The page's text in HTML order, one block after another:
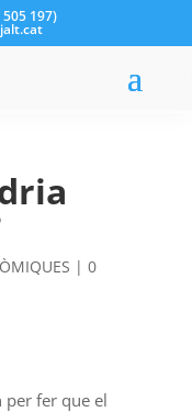
197)
| 0
per fer que el